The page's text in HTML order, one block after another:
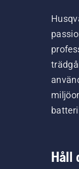
Håll